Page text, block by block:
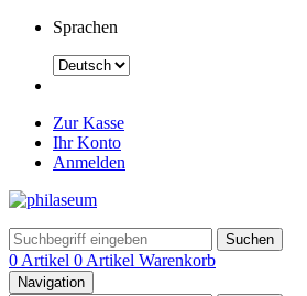
Sprachen
Zur Kasse
Ihr Konto
Anmelden
Suchen
0 Artikel 0 Artikel Warenkorb
Navigation